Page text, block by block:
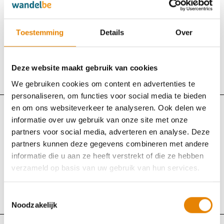
Toestemming Details Over
Deze website maakt gebruik van cookies
We gebruiken cookies om content en advertenties te
personaliseren, om functies voor social media te bieden
en om ons websiteverkeer te analyseren. Ook delen we
informatie over uw gebruik van onze site met onze
partners voor social media, adverteren en analyse. Deze
partners kunnen deze gegevens combineren met andere
informatie die u aan ze heeft verstrekt of die ze hebben
verzameld op basis van uw gebruik van hun services.
Noodzakelijk
Kemmelbergtocht
Maandag 18 april 2022
Bekijk uitslag Bekijk klassement
WSVL
Houtlandtocht
Maandag 18 april 2022
Oostkamp, West-Vlaanderen